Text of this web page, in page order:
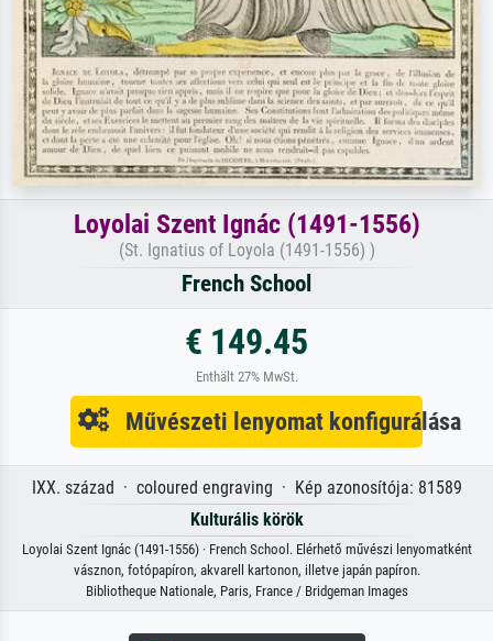
Loyolai Szent Ignác (1491-1556)
(St. Ignatius of Loyola (1491-1556) )
French School
€ 149.45
Enthält 27% MwSt.
Művészeti lenyomat konfigurálása
IXX. század · coloured engraving · Kép azonosítója: 81589
Kulturális körök
Loyolai Szent Ignác (1491-1556) · French School. Elérhető művészi lenyomatként
vásznon, fotópapíron, akvarell kartonon, illetve japán papíron.
Bibliotheque Nationale, Paris, France / Bridgeman Images